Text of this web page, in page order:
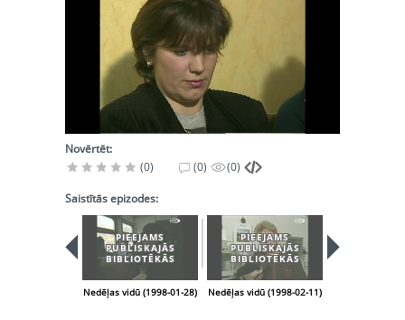
Novērtēt:
(0)
(0) (0)
Saistītās epizodes:
PIEEJAMS
PUBLISKAJĀS
BIBLIOTĒKĀS
Nedēļas vidū (1998-01-28)
PIEEJAMS
PUBLISKAJĀS
BIBLIOTĒKĀS
Nedēļas vidū (1998-02-11)